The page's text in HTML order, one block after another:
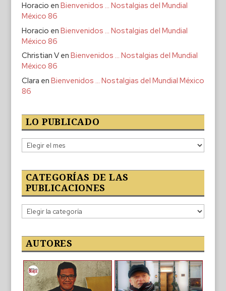
Horacio en Bienvenidos … Nostalgias del Mundial
México 86
Horacio en Bienvenidos … Nostalgias del Mundial
México 86
Christian Ven Bienvenidos … Nostalgias del Mundial
México 86
Clara en Bienvenidos … Nostalgias del Mundial México
86
LO PUBLICADO
Lo
publicado
CATEGORÍAS DE LAS
PUBLICACIONES
Categorías
de
publicaciones
AUTORES